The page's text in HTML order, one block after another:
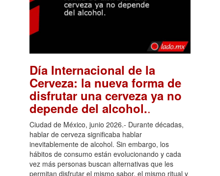
Día Internacional de la
Cerveza: la nueva forma de
disfrutar una cerveza ya no
depende del alcohol..
Ciudad de México, junio 2026.- Durante décadas,
hablar de cerveza significaba hablar
inevitablemente de alcohol. Sin embargo, los
hábitos de consumo están evolucionando y cada
vez más personas buscan alternativas que les
permitan disfrutar el mismo sabor, el mismo ritual y